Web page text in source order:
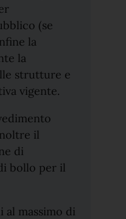
(se
la
la
strutture e
vigente.
il
di
bollo per il
al massimo di